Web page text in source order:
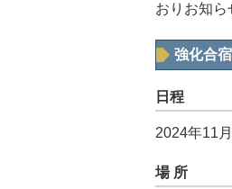
おりお知ら
強化合
日程
2024年11
場 所